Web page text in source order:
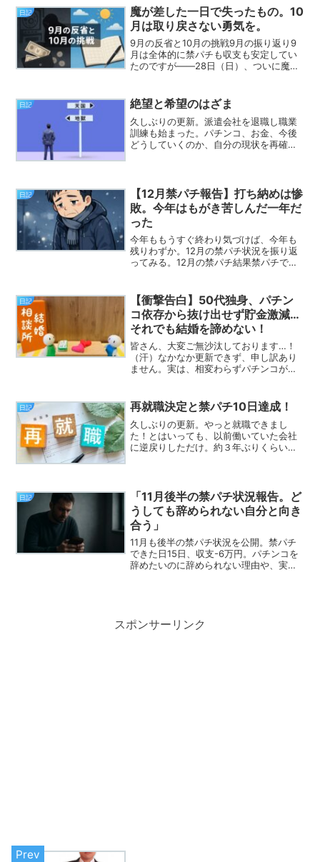
日記
魔が差した一日で失ったもの。10
月は取り戻さない勇気を。
9月の反省と10月の挑戦9月の振り返り9
月は全体的に禁パチも収支も安定してい
たのですが――28日（日）、ついに魔が
店。「ちょっと気晴らしのつもり」が、
気づけば スマスロ戦...
日記 絶望と希望のはざま
久しぶりの更新。派遣会社を退職し職業
訓練も始まった。パチンコ、お金、今後
どうしていくのか、自分の現状を再確認
いけど、休日はどうしても...
日記
【12月禁パチ報告】打ち納めは惨
敗。今年はもがき苦しんだ一年だ
った
今年ももうすぐ終わり気づけば、今年も
残りわずか。12月の禁パチ状況を振り返
ってみる。12月の禁パチ結果禁パチでき
ス9万円よりはマシだけど、使いすぎなの
は間違い...
日記
【衝撃告白】50代独身、パチン
コ依存から抜け出せず貯金激減…
それでも結婚を諦めない！
皆さん、大変ご無沙汰しております…！
（汗）なかなか更新できず、申し訳あり
ません。実は、相変わらずパチンコが辞
ります…（苦笑）。最近のパチンコやス
ロットは、一撃の爆発力ば...
日記 再就職決定と禁パチ10日達成！
久しぶりの更新。やっと就職できまし
た！とはいっても、以前働いていた会社
に逆戻りしただけ。約３年ぶりくらいに
に、自分の都合で辞めたのに...
日記
「11月後半の禁パチ状況報告。ど
うしても辞められない自分と向き
合う」
11月も後半の禁パチ状況を公開。禁パチ
できた日15日、収支-6万円。パチンコを
辞めたいのに辞められない理由や、実際
スポンサーリンク